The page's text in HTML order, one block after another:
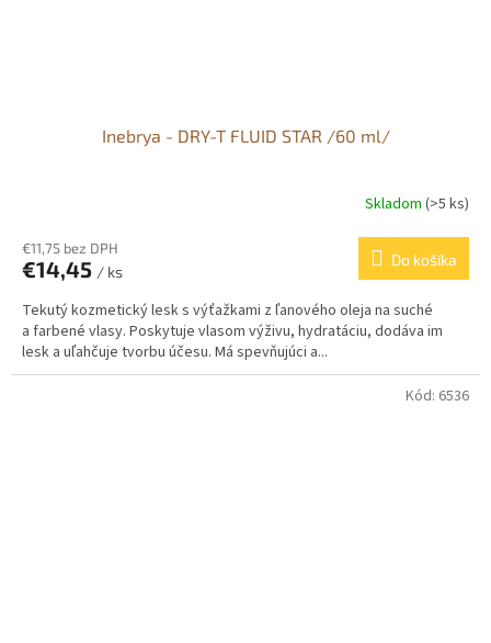
Inebrya - DRY-T FLUID STAR /60 ml/
Skladom (>5 ks)
€11,75 bez DPH
€14,45 / ks
Do košíka
Tekutý kozmetický lesk s výťažkami z ľanového oleja na suché
a farbené vlasy. Poskytuje vlasom výživu, hydratáciu, dodáva im
lesk a uľahčuje tvorbu účesu. Má spevňujúci a...
Kód: 6536